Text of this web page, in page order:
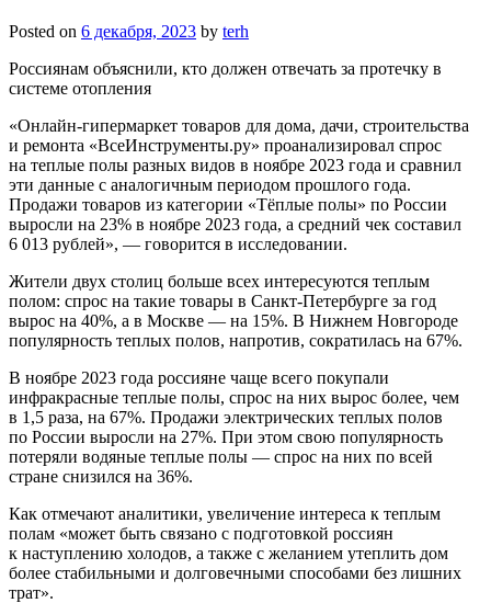
Posted on 6 декабря, 2023 by terh
Россиянам объяснили, кто должен отвечать за протечку в
системе отопления
«Онлайн-гипермаркет товаров для дома, дачи, строительства
и ремонта «ВсеИнструменты.ру» проанализировал спрос
на теплые полы разных видов в ноябре 2023 года и сравнил
эти данные с аналогичным периодом прошлого года.
Продажи товаров из категории «‎Тёплые полы» по России
выросли на 23% в ноябре 2023 года, а средний чек составил
6 013 рублей», — говорится в исследовании.
Жители двух столиц больше всех интересуются теплым
полом: спрос на такие товары в Санкт-Петербурге за год
вырос на 40%, а в Москве — на 15%. В Нижнем Новгороде
популярность теплых полов, напротив, сократилась на 67%.
В ноябре 2023 года россияне чаще всего покупали
инфракрасные теплые полы, спрос на них вырос более, чем
в 1,5 раза, на 67%. Продажи электрических теплых полов
по России выросли на 27%. При этом свою популярность
потеряли водяные теплые полы — спрос на них по всей
стране снизился на 36%.
Как отмечают аналитики, увеличение интереса к теплым
полам «может быть связано с подготовкой россиян
к наступлению холодов, а также с желанием утеплить дом
более стабильными и долговечными способами без лишних
трат».